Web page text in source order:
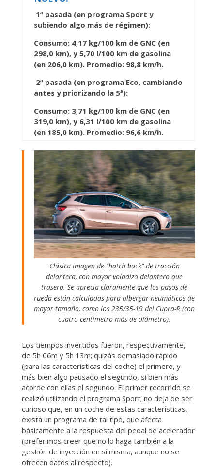
1ª pasada (en programa Sport y
subiendo algo más de régimen):
Consumo: 4,17 kg/100 km de GNC (en
298,0 km), y 5,70 l/100 km de gasolina
(en 206,0 km). Promedio: 98,8 km/h.
2ª pasada (en programa Eco, cambiando
antes y priorizando la 5ª):
Consumo: 3,71 kg/100 km de GNC (en
319,0 km), y 6,31 l/100 km de gasolina
(en 185,0 km). Promedio: 96,6 km/h.
Clásica imagen de “hatch-back” de tracción
delantera, con mayor voladizo delantero que
trasero. Se aprecia claramente que los pasos de
rueda están calculadas para albergar neumáticos de
mayor tamaño, como los 235/35-19 del Cupra-R (con
cuatro centímetro más de diámetro).
Los tiempos invertidos fueron, respectivamente,
de 5h 06m y 5h 13m; quizás demasiado rápido
(para las características del coche) el primero, y
más bien algo pausado el segundo, si bien más
acorde con ellas el segundo. El primer recorrido se
realizó utilizando el programa Sport; no deja de ser
curioso que, en un coche de estas características,
exista un programa de tal tipo, que afecta
básicamente a la respuesta del pedal de acelerador
(preferimos creer que no lo haga también a la
gestión de inyección en sí misma, aunque no se
ofrecen datos al respecto).